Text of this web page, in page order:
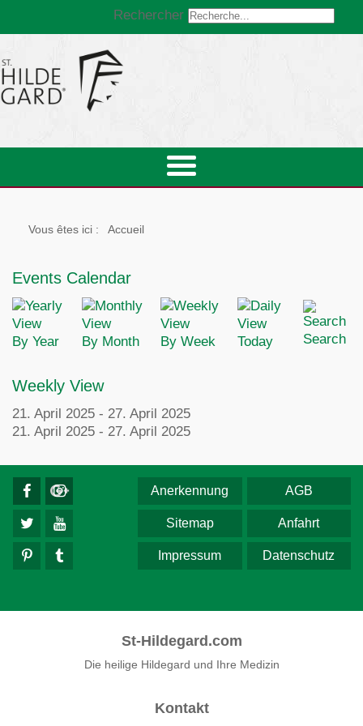
Rechercher
Vous êtes ici : Accueil
Events Calendar
By Year By Month By Week Today Search
Weekly View
21. April 2025 - 27. April 2025
21. April 2025 - 27. April 2025
AGB
Anerkennung
Anfahrt
Sitemap
Datenschutz
Impressum
St-Hildegard.com
Die heilige Hildegard und Ihre Medizin
Kontakt